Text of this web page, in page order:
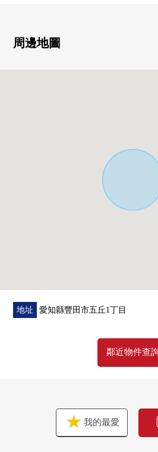
周邊地圖
地址 愛知縣豐田市五丘1丁目
鄰近物件查
我的最愛